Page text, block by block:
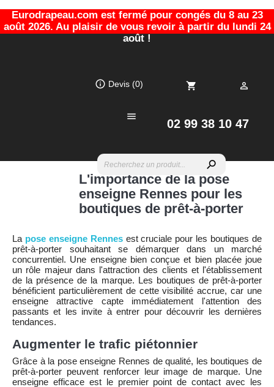
Eurodrapeau.com est fermé pour congés du 8 au 23
août 2026. Au plaisir de vous revoir à partir du lundi 24
août !
02 99 38 10 47
info_outline Devis (0)
search

shopping_cart 
L'importance de la pose
enseigne Rennes pour les
boutiques de prêt-à-porter
La pose enseigne Rennesest cruciale pour les boutiques de
prêt-à-porter souhaitant se démarquer dans un marché
concurrentiel. Une enseigne bien conçue et bien placée joue
un rôle majeur dans l'attraction des clients et l'établissement
de la présence de la marque. Les boutiques de prêt-à-porter
bénéficient particulièrement de cette visibilité accrue, car une
enseigne attractive capte immédiatement l'attention des
passants et les invite à entrer pour découvrir les dernières
tendances.
Augmenter le trafic piétonnier
Grâce à la pose enseigne Rennes de qualité, les boutiques de
prêt-à-porter peuvent renforcer leur image de marque. Une
enseigne efficace est le premier point de contact avec les